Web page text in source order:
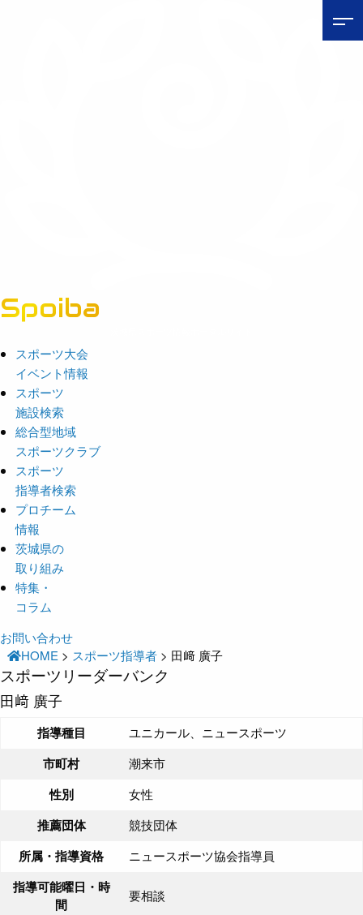
Spoiba
スポーツ大会
イベント情報
スポーツ
施設検索
総合型地域
スポーツクラブ
スポーツ
指導者検索
プロチーム
情報
茨城県の
取り組み
特集・
コラム
お問い合わせ
HOME > スポーツ指導者 > 田﨑 廣子
スポーツリーダーバンク
田﨑 廣子
指導種目 ユニカール、ニュースポーツ
市町村 潮来市
性別 女性
推薦団体 競技団体
所属・指導資格 ニュースポーツ協会指導員
指導可能曜日・時
間
要相談